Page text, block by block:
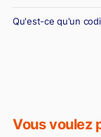
Vous voulez
Qu'est-ce qu'un